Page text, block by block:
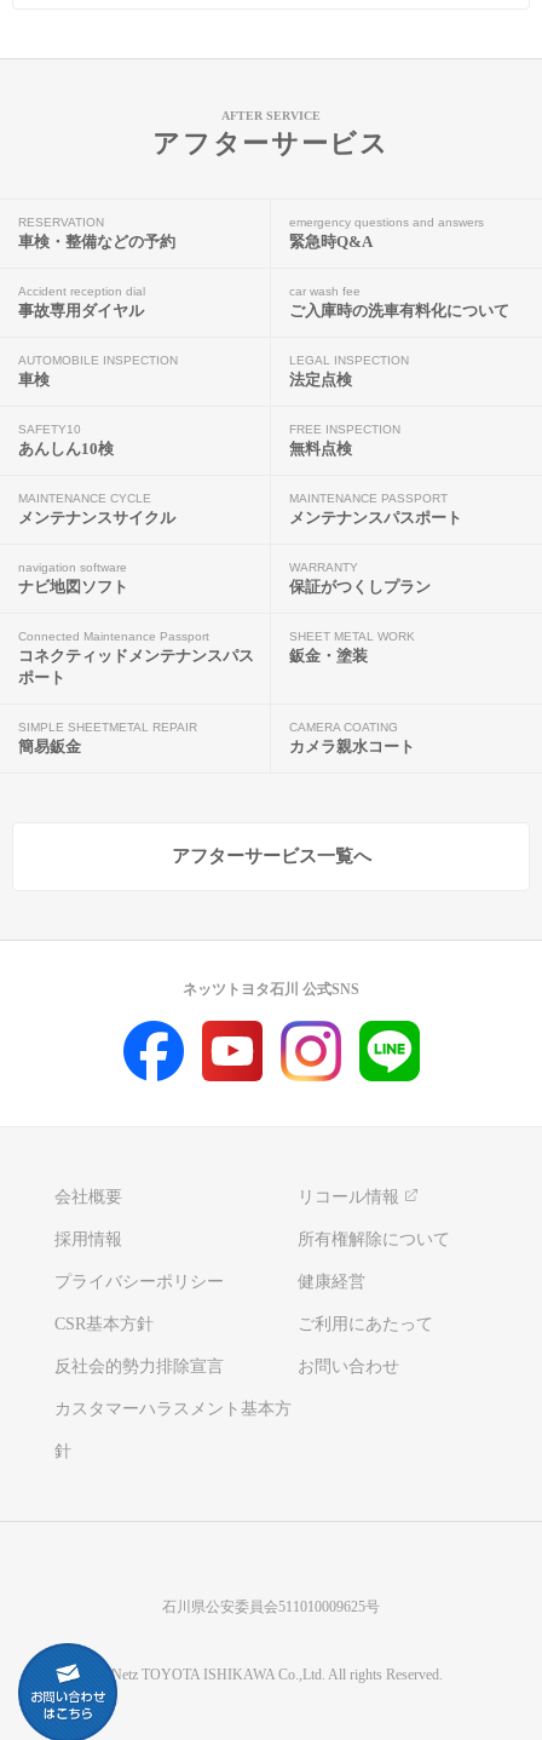
AFTER SERVICE
アフターサービス
RESERVATION
車検・整備などの予約
emergency questions and answers
緊急時Q&A
Accident reception dial
事故専用ダイヤル
car wash fee
ご入庫時の洗車有料化について
AUTOMOBILE INSPECTION
車検
LEGAL INSPECTION
法定点検
SAFETY10
あんしん10検
FREE INSPECTION
無料点検
MAINTENANCE CYCLE
メンテナンスサイクル
MAINTENANCE PASSPORT
メンテナンスパスポート
navigation software
ナビ地図ソフト
WARRANTY
保証がつくしプラン
Connected Maintenance Passport
コネクティッドメンテナンスパス
ポート
SHEET METAL WORK
鈑金・塗装
SIMPLE SHEETMETAL REPAIR
簡易鈑金
CAMERA COATING
カメラ親水コート
アフターサービス一覧へ
会社概要 リコール情報
採用情報 所有権解除について
プライバシーポリシー 健康経営
CSR基本方針 ご利用にあたって
反社会的勢力排除宣言 お問い合わせ
カスタマーハラスメント基本方
針
ネッツトヨタ石川 公式SNS
石川県公安委員会511010009625号
©Netz TOYOTA ISHIKAWA Co.,Ltd. All rights Reserved.